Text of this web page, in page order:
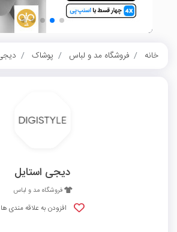
خانه فروشگاه مد و لباس پوشاک
دیجی استایل
فروشگاه مد و لباس
افزودن به علاقه مندی ها